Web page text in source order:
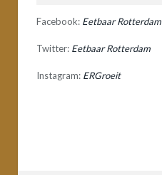
Facebook: Eetbaar Rotterdam
Twitter: Eetbaar Rotterdam
Instagram: ERGroeit